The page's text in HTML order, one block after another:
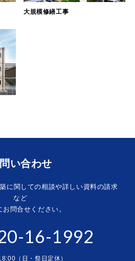
大規模修繕工事
い合わせ
に関しての相談や詳しい資料の請求
など
お問合せください。
16-1992
（日・祭日定休）